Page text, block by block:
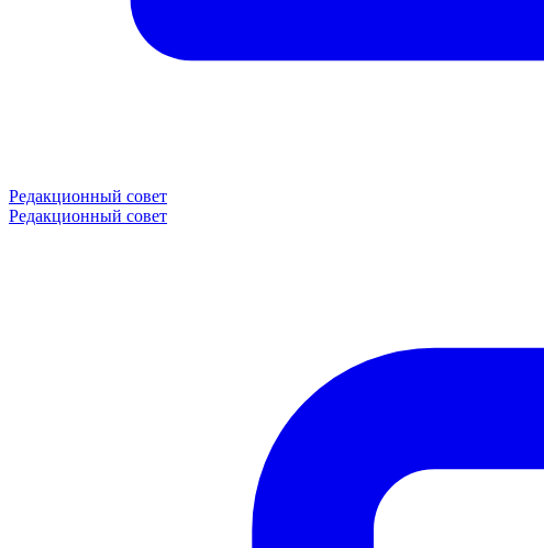
Редакционный совет
Редакционный совет